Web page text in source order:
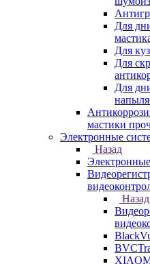
Для
Для
Для
Для
мастики
Электронные
Назад
Назад